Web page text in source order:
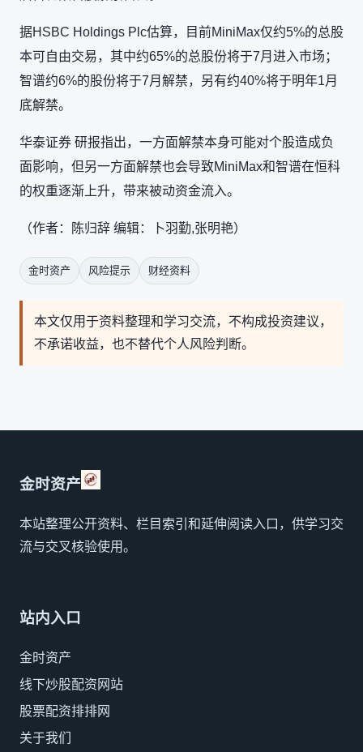
据HSBC Holdings Plc估算，目前MiniMax仅约5%的总股
本可自由交易，其中约65%的总股份将于7月进入市场；
智谱约6%的股份将于7月解禁，另有约40%将于明年1月
底解禁。
华泰证券 研报指出，一方面解禁本身可能对个股造成负
面影响，但另一方面解禁也会导致MiniMax和智谱在恒科
的权重逐渐上升，带来被动资金流入。
（作者：陈归辞 编辑：卜羽勤,张明艳）
金时资产 风险提示 财经资料
本文仅用于资料整理和学习交流，不构成投资建议，
不承诺收益，也不替代个人风险判断。
金时资产
本站整理公开资料、栏目索引和延伸阅读入口，供学习交
流与交叉核验使用。
站内入口
金时资产
线下炒股配资网站
股票配资排排网
关于我们